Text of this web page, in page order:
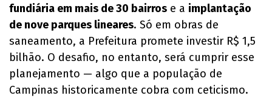
fundiária em mais de 30 bairros e a implantação
de nove parques lineares. Só em obras de
saneamento, a Prefeitura promete investir R$ 1,5
bilhão. O desafio, no entanto, será cumprir esse
planejamento — algo que a população de
Campinas historicamente cobra com ceticismo.